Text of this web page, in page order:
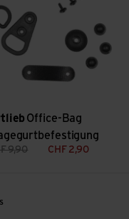
Office-Bag
9,90 CHF 2,90